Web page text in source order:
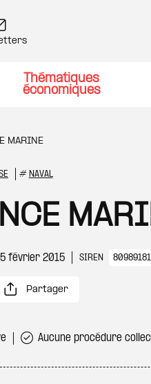
Thématiques
économiques
MARINE
# NAVAL
février 2015 SIREN
Partager
Aucune procédure